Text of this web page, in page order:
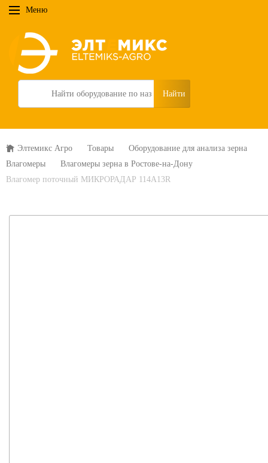
Меню
Search
Элтемикс Агро Товары
Оборудование для анализа зерна
Влагомеры
Влагомеры зерна в Ростове-на-Дону
Влагомер поточный МИКРОРАДАР 114A13R